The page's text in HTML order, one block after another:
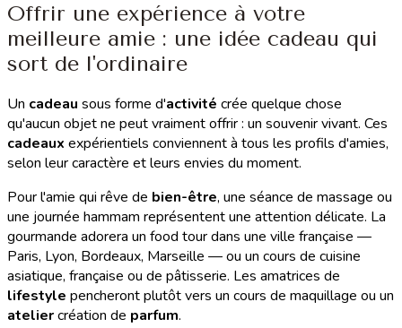
Offrir une expérience à votre
meilleure amie : une idée cadeau qui
sort de l'ordinaire
Un cadeau sous forme d'activité crée quelque chose
qu'aucun objet ne peut vraiment offrir : un souvenir vivant. Ces
cadeaux expérientiels conviennent à tous les profils d'amies,
selon leur caractère et leurs envies du moment.
Pour l'amie qui rêve de bien-être, une séance de massage ou
une journée hammam représentent une attention délicate. La
gourmande adorera un food tour dans une ville française —
Paris, Lyon, Bordeaux, Marseille — ou un cours de cuisine
asiatique, française ou de pâtisserie. Les amatrices de
lifestyle pencheront plutôt vers un cours de maquillage ou un
ateliercréation de parfum.